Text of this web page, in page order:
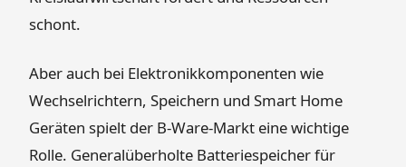
schont.
Aber auch bei Elektronikkomponenten wie
Wechselrichtern, Speichern und Smart Home
Geräten spielt der B-Ware-Markt eine wichtige
Rolle. Generalüberholte Batteriespeicher für